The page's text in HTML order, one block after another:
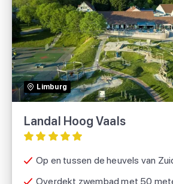
Limburg
Landal Hoog Vaals
Op en tussen de heuvels van
Overdekt zwembad met 50